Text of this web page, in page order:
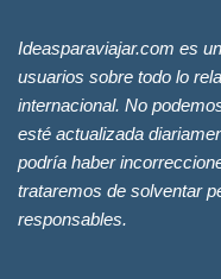
Ideasparaviajar.com es
usuarios sobre todo lo
internacional. No
esté actualizada
podría haber
trataremos de solventar
responsables.